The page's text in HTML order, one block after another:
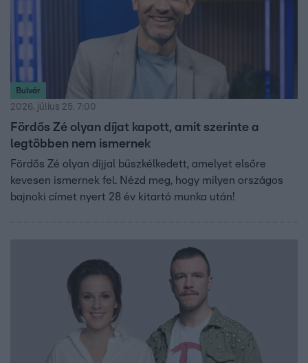
Bulvár
2026. július 25. 7:00
Fördős Zé olyan díjat kapott, amit szerinte a
legtöbben nem ismernek
Fördős Zé olyan díjjal büszkélkedett, amelyet elsőre
kevesen ismernek fel. Nézd meg, hogy milyen országos
bajnoki címet nyert 28 év kitartó munka után!